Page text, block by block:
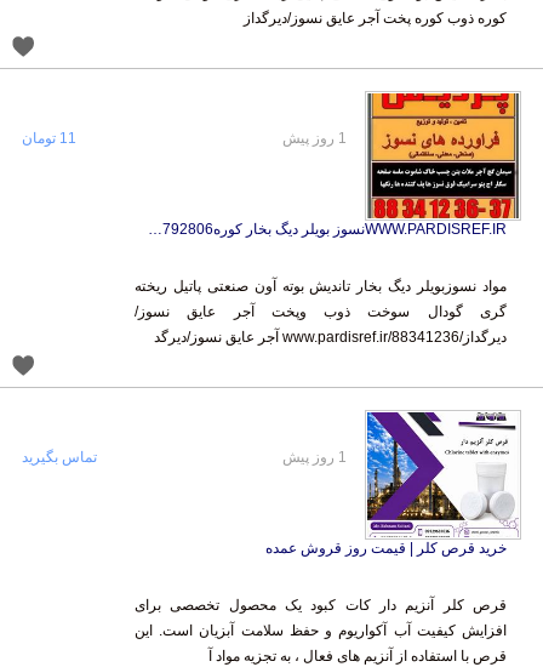
کوره ذوب کوره پخت آجر عایق نسوز/دیرگداز
WWW.PARDISREF.IRنسوز بویلر دیگ بخار کوره9122792806
مواد نسوزبویلر دیگ بخار تاندیش بوته آون صنعتی پاتیل ریخته
گری گودال سوخت ذوب وپخت آجر عایق نسوز/
دیرگداز/www.pardisref.ir/88341236 آجر عایق نسوز/دیرگد
11 تومان
خرید قرص کلر | قیمت روز قروش عمده
قرص کلر آنزیم دار کات کبود یک محصول تخصصی برای
افزایش کیفیت آب آکواریوم و حفظ سلامت آبزیان است. این
قرص با استفاده از آنزیم های فعال ، به تجزیه مواد آ
تماس بگیرید